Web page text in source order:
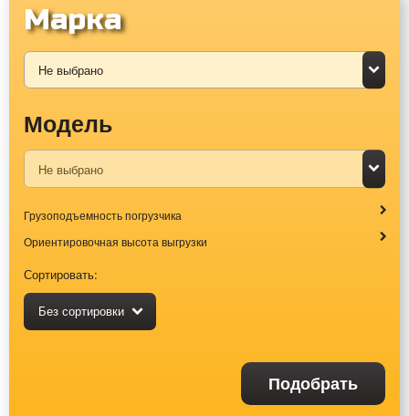
Марка
Модель
Грузоподъемность погрузчика
Ориентировочная высота выгрузки
Сортировать:
Без сортировки
Подобрать